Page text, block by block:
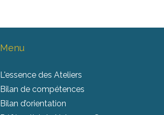
Menu
L'essence des Ateliers
Bilan de compétences
Bilan d’orientation